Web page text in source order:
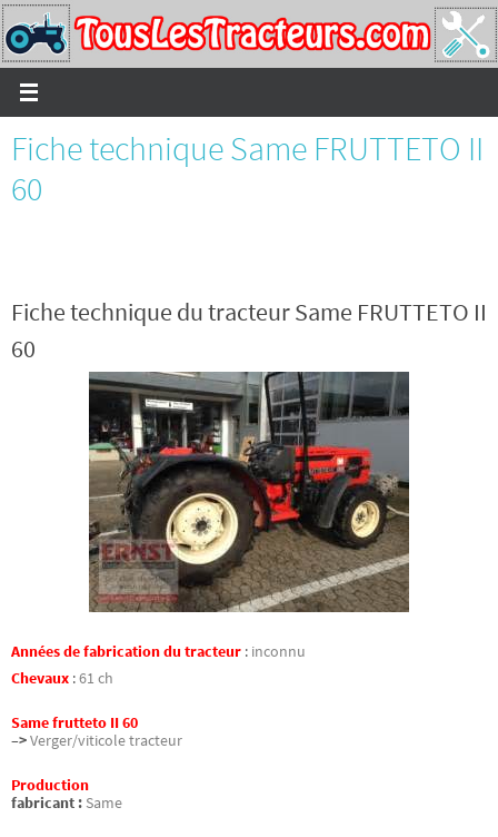
Passer
vers
le
contenu
Fiche technique Same FRUTTETO II
60
Fiche technique du tracteur Same FRUTTETO II
60
Années de fabrication du tracteur : inconnu
Chevaux :61 ch
Same frutteto II 60
–>Verger/viticole tracteur
Production
fabricant : Same